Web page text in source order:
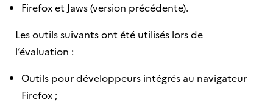
Firefox et Jaws (version précédente).
Les outils suivants ont été utilisés lors de
l’évaluation :
Outils pour développeurs intégrés au navigateur
Firefox ;